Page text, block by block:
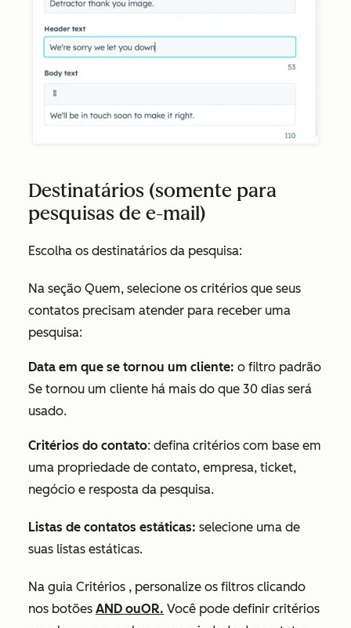
Destinatários (somente para
pesquisas de e-mail)
Escolha os destinatários da pesquisa:
Na seção Quem, selecione os critérios que seus
contatos precisam atender para receber uma
pesquisa:
Data em que se tornou um cliente: o filtro padrão
Se tornou um cliente há mais do que 30 dias será
usado.
Critérios do contato: defina critérios com base em
uma propriedade de contato, empresa, ticket,
negócio e resposta da pesquisa.
Listas de contatos estáticas: selecione uma de
suas listas estáticas.
Na guia Critérios , personalize os filtros clicando
nos botões AND ouOR. Você pode definir critérios